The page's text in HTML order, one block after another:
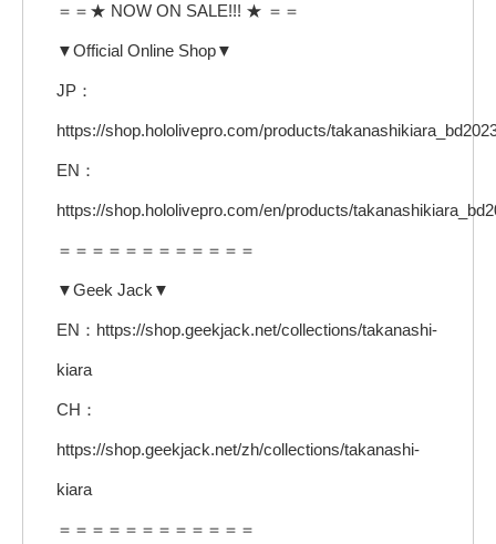
＝＝★ NOW ON SALE!!! ★ ＝＝
▼Official Online Shop▼
JP：
https://shop.hololivepro.com/products/
EN：
https://shop.hololivepro.com/en/products/
＝＝＝＝＝＝＝＝＝＝＝＝
▼Geek Jack▼
EN：https://shop.geekjack.net/collections/takanashi-
kiara
CH：
https://shop.geekjack.net/zh/collections/takanashi-
kiara
＝＝＝＝＝＝＝＝＝＝＝＝